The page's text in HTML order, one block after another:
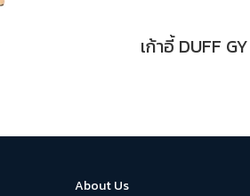
เก้าอี้ DUFF GY
About Us